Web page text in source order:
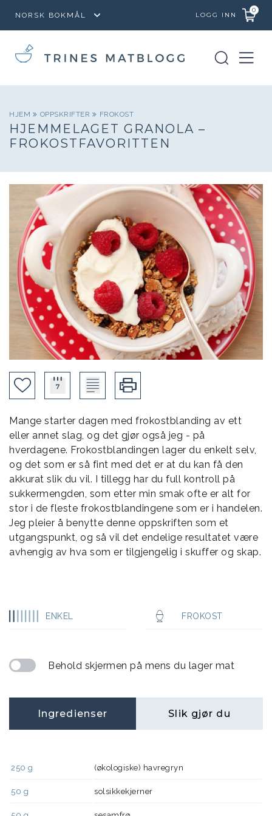
LOGG INN
0
HJEM OPPSKRIFTER FROKOST
HJEMMELAGET GRANOLA –
FROKOSTFAVORITTEN
Mange starter dagen med frokostblanding av ett
eller annet slag, og det gjør også jeg - på
hverdagene. Frokostblandingen lager du enkelt selv,
og det som er så fint med det er at du kan få den
akkurat slik du vil. I tillegg har du full kontroll på
sukkermengden, som etter min smak ofte er alt for
stor i de fleste frokostblandingene som er i handelen.
Jeg pleier å benytte denne oppskriften som et
utgangspunkt, og så vil det endelige resultatet være
avhengig av hva som er tilgjengelig i skuffer og skap.
ENKEL FROKOST
Behold skjermen på mens du lager mat
Ingredienser Slik gjør du
250 g (økologiske) havregryn
50 g solsikkekjerner